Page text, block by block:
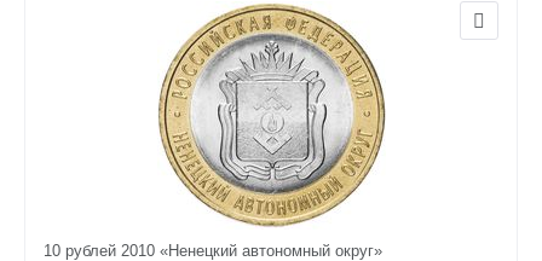
10 рублей 2010 «Ненецкий автономный округ»